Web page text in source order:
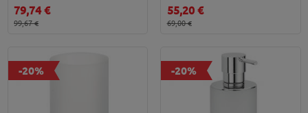
79,74 €
99,67 €
55,20 €
69,00 €
-20% -20%